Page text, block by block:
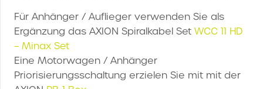
Für Anhänger / Auflieger verwenden Sie als
Ergänzung das AXION Spiralkabel Set WCC 11 HD
– Minax Set
Eine Motorwagen / Anhänger
Priorisierungsschaltung erzielen Sie mit mit der